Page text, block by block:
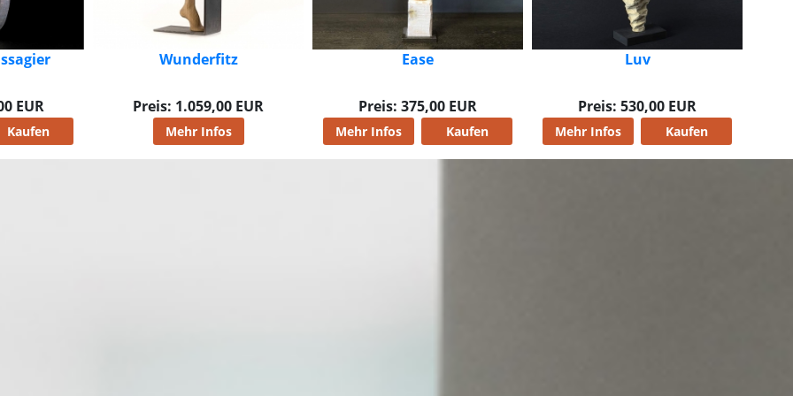
EUR
Ease
Preis: 375,00 EUR
Mehr Infos Kaufen
Luv
Preis: 530,00 EUR
Mehr Infos Kaufen